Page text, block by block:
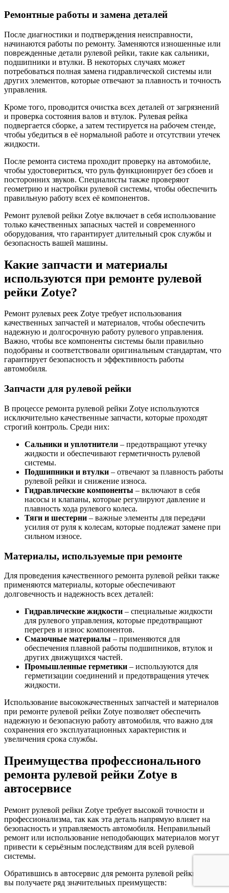
Ремонтные работы и замена деталей
После диагностики и подтверждения неисправности,
начинаются работы по ремонту. Заменяются изношенные или
поврежденные детали рулевой рейки, такие как сальники,
подшипники и втулки. В некоторых случаях может
потребоваться полная замена гидравлической системы или
других элементов, которые отвечают за плавность и точность
управления.
Кроме того, проводится очистка всех деталей от загрязнений
и проверка состояния валов и втулок. Рулевая рейка
подвергается сборке, а затем тестируется на рабочем стенде,
чтобы убедиться в её нормальной работе и отсутствии утечек
жидкости.
После ремонта система проходит проверку на автомобиле,
чтобы удостовериться, что руль функционирует без сбоев и
посторонних звуков. Специалисты также проверяют
геометрию и настройки рулевой системы, чтобы обеспечить
правильную работу всех её компонентов.
Ремонт рулевой рейки Zotye включает в себя использование
только качественных запасных частей и современного
оборудования, что гарантирует длительный срок службы и
безопасность вашей машины.
Какие запчасти и материалы
используются при ремонте рулевой
рейки Zotye?
Ремонт рулевых реек Zotye требует использования
качественных запчастей и материалов, чтобы обеспечить
надежную и долгосрочную работу рулевого управления.
Важно, чтобы все компоненты системы были правильно
подобраны и соответствовали оригинальным стандартам, что
гарантирует безопасность и эффективность работы
автомобиля.
Запчасти для рулевой рейки
В процессе ремонта рулевой рейки Zotye используются
исключительно качественные запчасти, которые проходят
строгий контроль. Среди них:
Сальники и уплотнители – предотвращают утечку
жидкости и обеспечивают герметичность рулевой
системы.
Подшипники и втулки – отвечают за плавность работы
рулевой рейки и снижение износа.
Гидравлические компоненты – включают в себя
насосы и клапаны, которые регулируют давление и
плавность хода рулевого колеса.
Тяги и шестерни – важные элементы для передачи
усилия от руля к колесам, которые подлежат замене при
сильном износе.
Материалы, используемые при ремонте
Для проведения качественного ремонта рулевой рейки также
применяются материалы, которые обеспечивают
долговечность и надежность всех деталей:
Гидравлические жидкости – специальные жидкости
для рулевого управления, которые предотвращают
перегрев и износ компонентов.
Смазочные материалы – применяются для
обеспечения плавной работы подшипников, втулок и
других движущихся частей.
Промышленные герметики – используются для
герметизации соединений и предотвращения утечек
жидкости.
Использование высококачественных запчастей и материалов
при ремонте рулевой рейки Zotye позволяет обеспечить
надежную и безопасную работу автомобиля, что важно для
сохранения его эксплуатационных характеристик и
увеличения срока службы.
Преимущества профессионального
ремонта рулевой рейки Zotye в
автосервисе
Ремонт рулевой рейки Zotye требует высокой точности и
профессионализма, так как эта деталь напрямую влияет на
безопасность и управляемость автомобиля. Неправильный
ремонт или использование неподобающих материалов могут
привести к серьёзным последствиям для всей рулевой
системы.
Обратившись в автосервис для ремонта рулевой рейки Zotye,
вы получаете ряд значительных преимуществ: